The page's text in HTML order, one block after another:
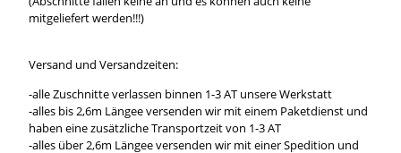
mitgeliefert werden!!!)
Versand und Versandzeiten:
-alle Zuschnitte verlassen binnen 1-3 AT unsere Werkstatt
-alles bis 2,6m Längee versenden wir mit einem Paketdienst und
haben eine zusätzliche Transportzeit von 1-3 AT
-alles über 2,6m Längee versenden wir mit einer Spedition und